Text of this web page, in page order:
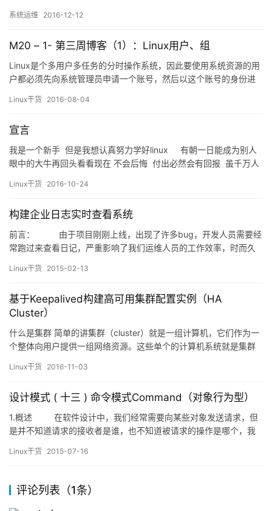
系统运维 2016-12-12
M20 – 1- 第三周博客（1）：Linux用户、组
Linux是个多用户多任务的分时操作系统，因此要使用系统资源的用
户都必须先向系统管理员申请一个账号，然后以这个账号的身份进
行跟踪，并控制他们对系统资源的访问与限制，并为用户提供安全
（PASSWD）。用户在登录时键入正确的用户名和口令后，才能…
Linux干货 2016-08-04
宣言
我是一个新手 但是我想认真努力学好linux 有朝一日能成为别人
眼中的大牛再回头看看现在 不会后悔 付出必然会有回报 虽千万人
Linux干货 2016-10-24
构建企业日志实时查看系统
前言： 由于项目刚刚上线，出现了许多bug，开发人员需要经
常跑过来查看日记，严重影响了我们运维人员的工作效率，时而久
些处理日记的工具都不具有实时性，所以都未采纳，刚刚发现了
Linux干货 2015-02-13
基于Keepalived构建高可用集群配置实例（HA
Cluster）
什么是集群 简单的讲集群（cluster）就是一组计算机，它们作为一
个整体向用户提供一组网络资源。这些单个的计算机系统就是集群
统底层的节点，在他/她们看来，集群是一个系统，而非多个计算机
点。 关于更详细的高可用集群我们在后面再做详解…
Linux干货 2016-11-03
设计模式 ( 十三 ) 命令模式Command（对象行为型）
1.概述 在软件设计中，我们经常需要向某些对象发送请求，但
是并不知道请求的接收者是谁，也不知道被请求的操作是哪个，我
命令模式来进行设计，使得请求发送者与请求接收者消除彼此之间
器…
Linux干货 2015-07-16
评论列表（1条）